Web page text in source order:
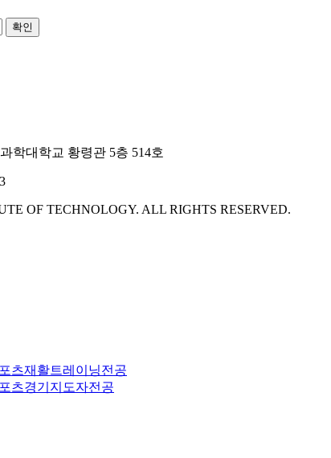
확인
학대학교 황령관 5층 514호
OF TECHNOLOGY. ALL RIGHTS RESERVED.
츠재활트레이닝전공
츠경기지도자전공